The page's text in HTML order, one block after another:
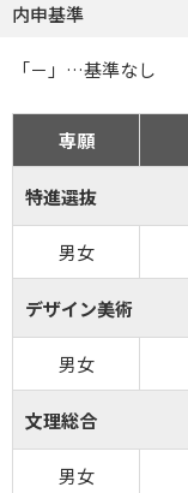
内申基準
「－」…基準なし
専願
特進選抜
男女
デザイン美術
男女
文理総合
男女